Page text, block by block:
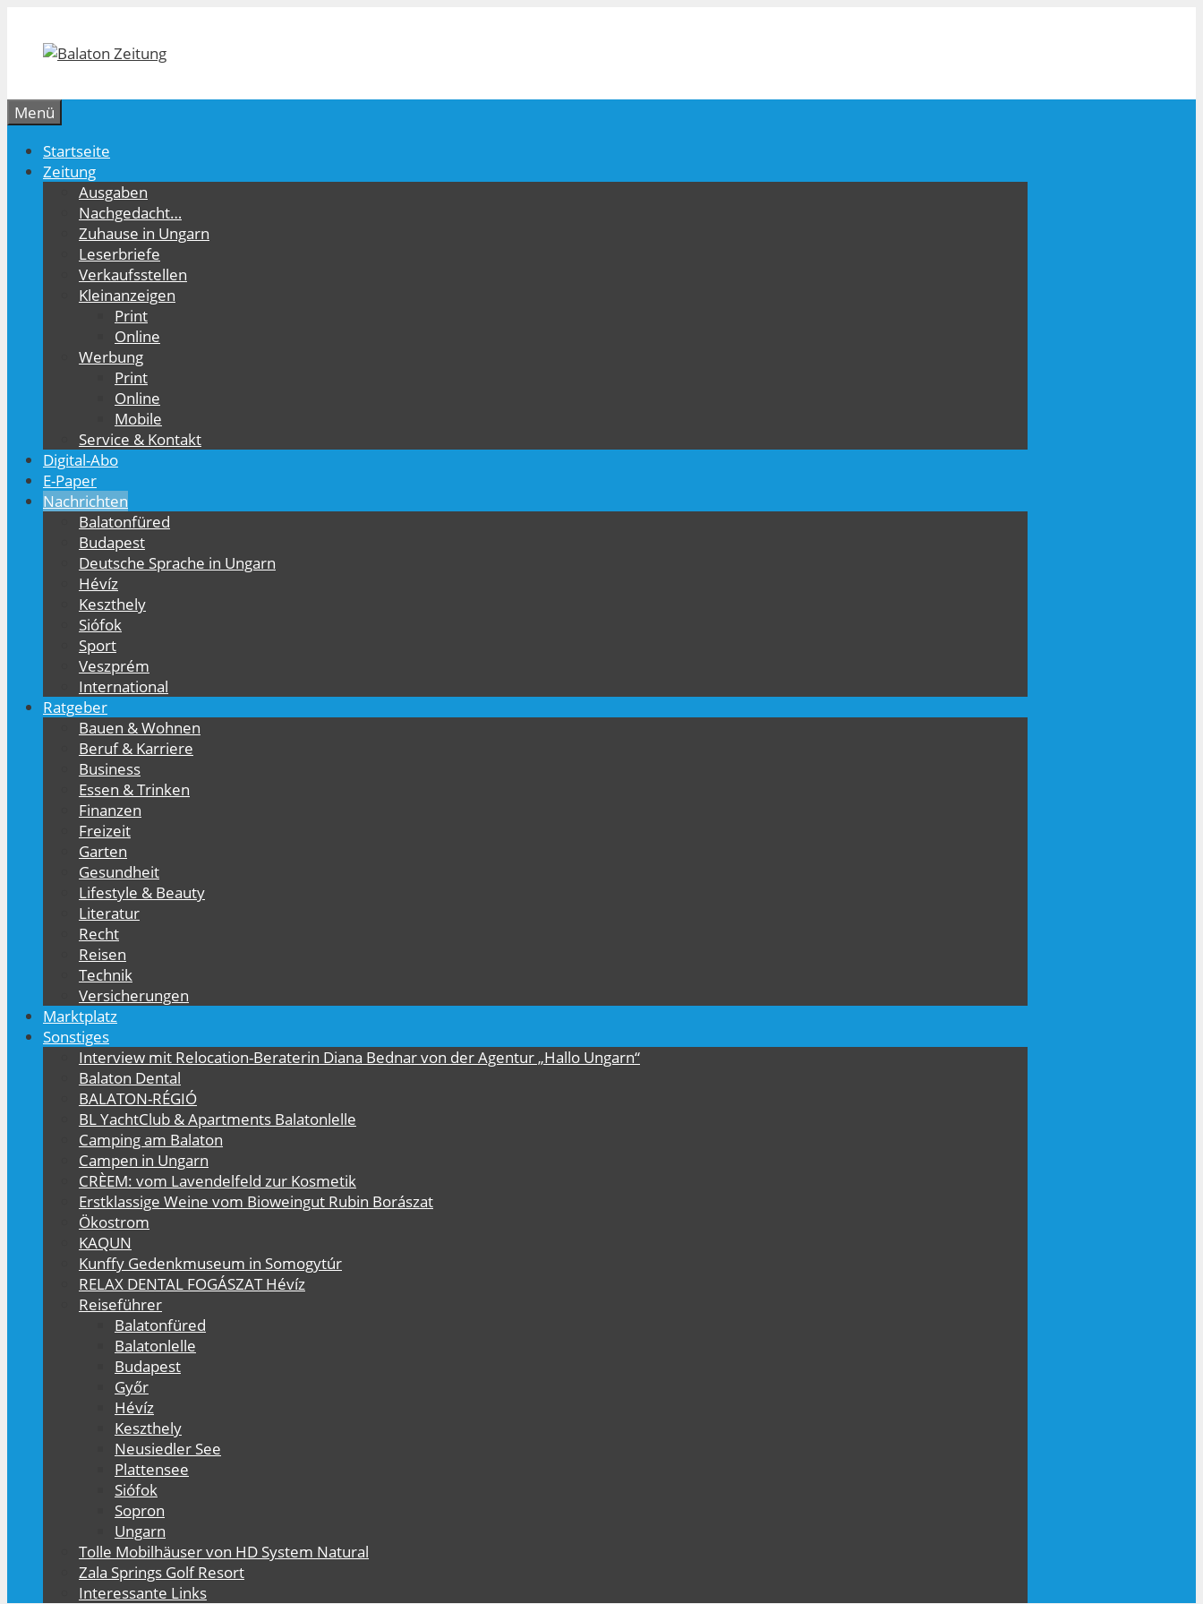
springen
Menü
Startseite
Zeitung
Ausgaben
Nachgedacht…
Zuhause in Ungarn
Leserbriefe
Verkaufsstellen
Kleinanzeigen
Print
Online
Werbung
Print
Online
Mobile
Service & Kontakt
Digital-Abo
E-Paper
Nachrichten
Balatonfüred
Budapest
Deutsche Sprache in Ungarn
Hévíz
Keszthely
Siófok
Sport
Veszprém
International
Ratgeber
Bauen & Wohnen
Beruf & Karriere
Business
Essen & Trinken
Finanzen
Freizeit
Garten
Gesundheit
Lifestyle & Beauty
Literatur
Recht
Reisen
Technik
Versicherungen
Marktplatz
Sonstiges
Interview mit Relocation-Beraterin Diana Bednar von der Agentur „Hallo Ungarn“
Balaton Dental
BALATON-RÉGIÓ
BL YachtClub & Apartments Balatonlelle
Camping am Balaton
Campen in Ungarn
CRÈEM: vom Lavendelfeld zur Kosmetik
Erstklassige Weine vom Bioweingut Rubin Borászat
Ökostrom
KAQUN
Kunffy Gedenkmuseum in Somogytúr
RELAX DENTAL FOGÁSZAT Hévíz
Reiseführer
Balatonfüred
Balatonlelle
Budapest
Győr
Hévíz
Keszthely
Neusiedler See
Plattensee
Siófok
Sopron
Ungarn
Tolle Mobilhäuser von HD System Natural
Zala Springs Golf Resort
Interessante Links